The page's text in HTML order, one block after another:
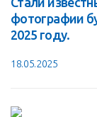
фотографии
2025 году.
18.05.2025